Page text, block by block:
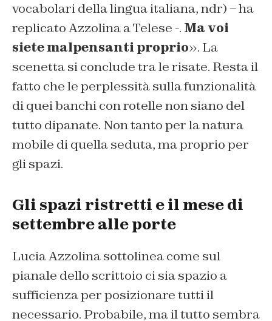
vocabolari della lingua italiana, ndr) – ha
replicato Azzolina a Telese -. Ma voi
siete malpensanti proprio». La
scenetta si conclude tra le risate. Resta il
fatto che le perplessità sulla funzionalità
di quei banchi con rotelle non siano del
tutto dipanate. Non tanto per la natura
mobile di quella seduta, ma proprio per
gli spazi.
Gli spazi ristretti e il mese di
settembre alle porte
Lucia Azzolina sottolinea come sul
pianale dello scrittoio ci sia spazio a
sufficienza per posizionare tutti il
necessario. Probabile, ma il tutto sembra